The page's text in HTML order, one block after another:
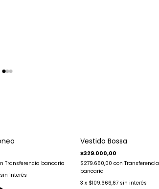
Transferencia bancaria
sin interés
Vestido Bossa
$329.000,00
$279.650,00 con Transferencia
bancaria
3 x $109.666,67 sin interés